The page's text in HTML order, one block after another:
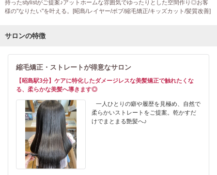
持ったstylistがご提案♪アットホームな雰囲気でゆったりとした空間作り◎お客
様の"なりたい"を叶える。[昭島/レイヤー/ボブ/縮毛矯正/キッズカット/髪質改善]
サロンの特徴
縮毛矯正・ストレートが得意なサロン
【昭島駅3分】ケアに特化したダメージレスな美髪矯正で触れたくな
る、柔らかな美髪へ導きます◎
一人ひとりの癖や履歴を見極め、自然で
柔らかいストレートをご提案。乾かすだ
けでまとまる艶髪へ♪